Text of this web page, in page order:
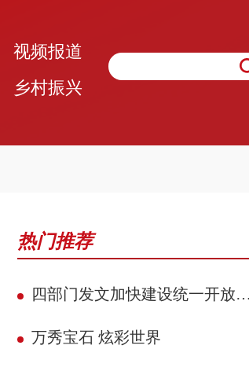
视频报道
乡村振兴
热门推荐
四部门发文加快建设统一开放的交通运输市场
万秀宝石 炫彩世界